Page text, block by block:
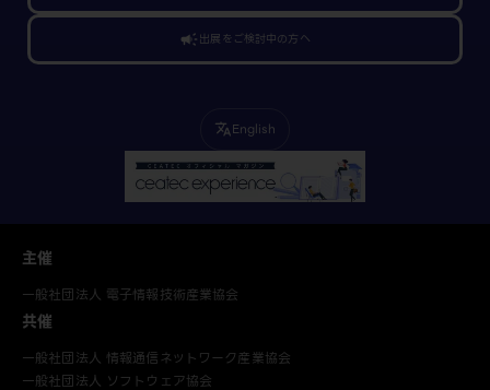
campaign出展をご検討中の方へ
translateEnglish
主催
一般社団法人 電子情報技術産業協会
共催
一般社団法人 情報通信ネットワーク産業協会
一般社団法人 ソフトウェア協会